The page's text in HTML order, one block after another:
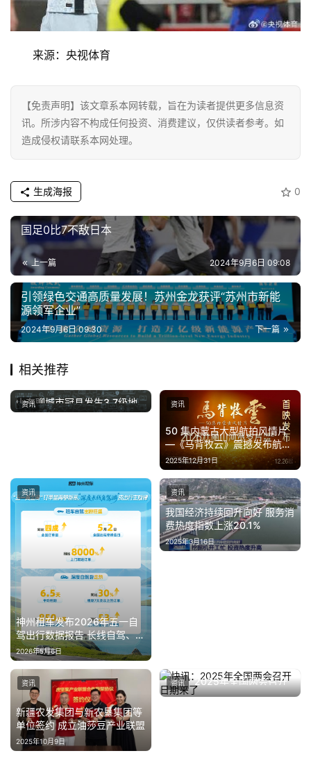
科
技
教
育
题
汽
·
新
能
源
来源：央视体育
【免责声明】该文章系本网转载，旨在为读者提供更多信息资
讯。所涉内容不构成任何投资、消费建议，仅供读者参考。如
造成侵权请联系本网处理。
0
生成海报
国足0比7不敌日本
上一篇 2024年9月6日 09:08
引领绿色交通高质量发展！苏州金龙获评“苏州市新能
源领军企业”
下一篇
2024年9月6日 09:30
相关推荐
山东聊城市冠县发生3.7级地
震
2025年12月11日
资讯
50 集内蒙古大型航拍风情片
—《马背牧云》震撼发布航拍
人以镜头绘就内蒙古风情长卷
2025年12月31日
资讯
神州租车发布2026年五一自
驾出行数据报告 长线自驾、跨
城出行、上门取送成为假期出
行关键词
2026年5月6日
资讯
我国经济持续回升向好 服务消
费热度指数上涨20.1%
2025年3月16日
资讯
新疆农发集团与新农垦集团等
单位签约 成立油莎豆产业联盟
2025年10月9日
资讯
快讯：2025年全国两会召开
日期来了
2025年2月21日
资讯